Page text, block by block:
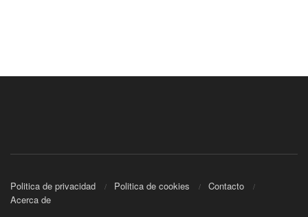
Politica de privacidad Politica de cookies
Contacto
Acerca de